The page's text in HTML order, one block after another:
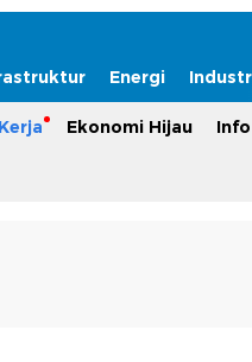
Energi
Ekonomi Hijau